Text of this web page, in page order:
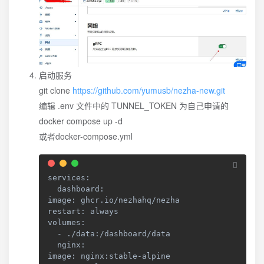
启动服务
git clone https://github.com/yumusb/nezha-new.git
编辑 .env 文件中的 TUNNEL_TOKEN 为自己申请的
docker compose up -d
或者docker-compose.yml
services :
  dashboard
:
image : ghcr . io/nezhahq/nezha
restart :
always
volumes :
-
. /data : /dashboard /data
  nginx
:
image : nginx : stable - alpine